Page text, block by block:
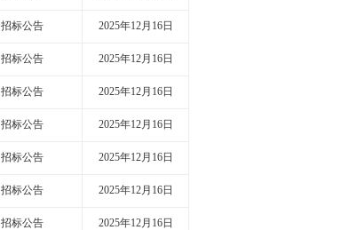
招标公告 2025年12月16日
招标公告 2025年12月16日
招标公告 2025年12月16日
招标公告 2025年12月16日
招标公告 2025年12月16日
招标公告 2025年12月16日
招标公告 2025年12月16日